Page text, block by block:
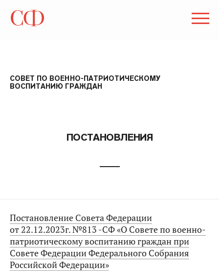
СОВЕТ ПО ВОЕННО-ПАТРИОТИЧЕСКОМУ
ВОСПИТАНИЮ ГРАЖДАН
ПОСТАНОВЛЕНИЯ
Постановление Совета Федерации
от 22.12.2023г. №813 -СФ «О Совете по военно-
патриотическому воспитанию граждан при
Совете Федерации Федерального Собрания
Российской Федерации»